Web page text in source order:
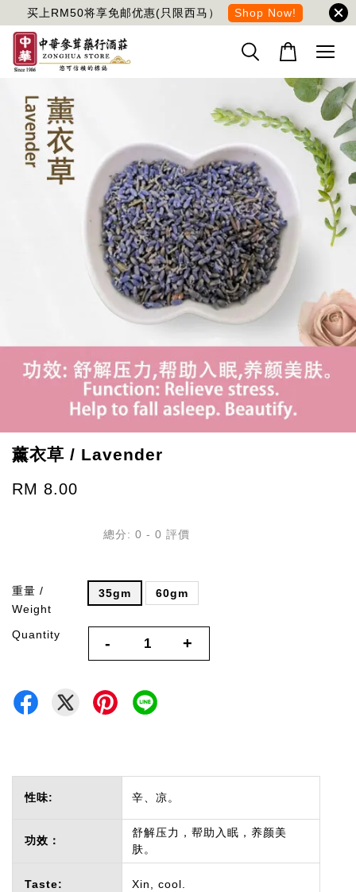
买上RM50将享免邮优惠(只限西马） Shop Now!
薰衣草 / Lavender
RM 8.00
總分: 0 - 0 評價
重量 /
Weight
35gm 60gm
Quantity - +
性味: 辛、凉。
功效：
舒解压力，帮助入眠，养颜美
肤。
Taste: Xin, cool.